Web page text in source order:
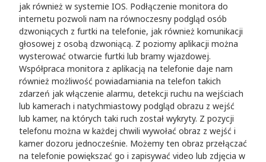
jak również w systemie IOS. Podłączenie monitora do
internetu pozwoli nam na równoczesny podgląd osób
dzwoniących z furtki na telefonie, jak również komunikacji
głosowej z osobą dzwoniącą. Z poziomy aplikacji można
wysterować otwarcie furtki lub bramy wjazdowej.
Współpraca monitora z aplikacją na telefonie daje nam
również możliwość powiadamiania na telefon takich
zdarzeń jak włączenie alarmu, detekcji ruchu na wejściach
lub kamerach i natychmiastowy podgląd obrazu z wejść
lub kamer, na których taki ruch został wykryty. Z pozycji
telefonu można w każdej chwili wywołać obraz z wejść i
kamer dozoru jednocześnie. Możemy ten obraz przełączać
na telefonie powiększać go i zapisywać video lub zdjęcia w